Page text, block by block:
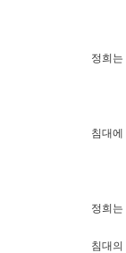
정희
침대
정희
침대